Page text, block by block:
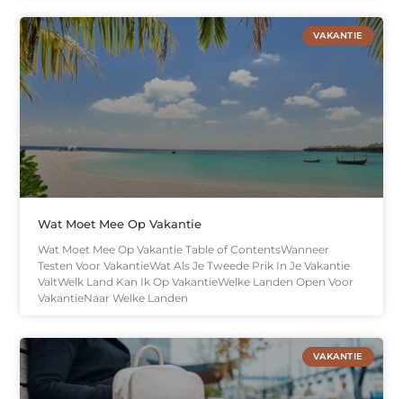
VAKANTIE
Wat Moet Mee Op Vakantie
Wat Moet Mee Op Vakantie Table of ContentsWanneer
Testen Voor VakantieWat Als Je Tweede Prik In Je Vakantie
ValtWelk Land Kan Ik Op VakantieWelke Landen Open Voor
VakantieNaar Welke Landen
VAKANTIE